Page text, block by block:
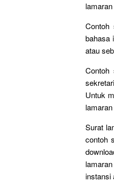
Contoh
bahasa
atau
Contoh
Untuk
Surat
contoh
instansi